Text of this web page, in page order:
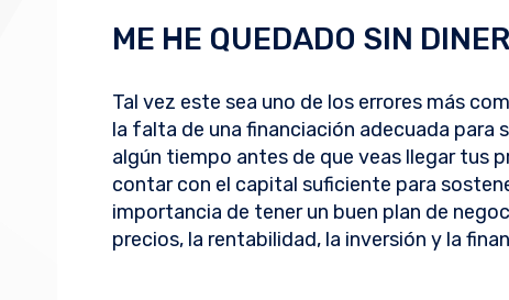
ME HE QUEDADO SIN
Tal vez este sea uno de los errores más
la falta de una financiación adecuada para
algún tiempo antes de que veas llegar tus
contar con el capital suficiente para
importancia de tener un buen plan de
precios, la rentabilidad, la inversión y la